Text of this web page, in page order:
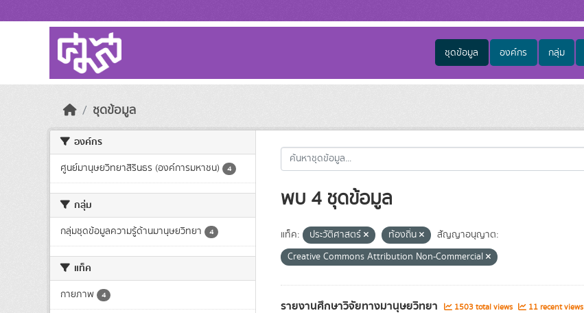
ชุดข้อมูล องค์กร กลุ่ม
ชุดข้อมูล
องค์กร
ศูนย์มานุษยวิทยาสิรินธร (องค์การมหาชน) 4
กลุ่ม
กลุ่มชุดข้อมูลความรู้ด้านมานุษยวิทยา 4
แท็ค
กายภาพ 4
พบ 4 ชุดข้อมูล
แท็ค: ประวัติศาสตร์ ท้องถิ่น
สัญญาอนุญาต:
Creative Commons Attribution Non-Commercial
รายงานศึกษาวิจัยทางมานุษยวิทยา 1503 total views 11 recent views